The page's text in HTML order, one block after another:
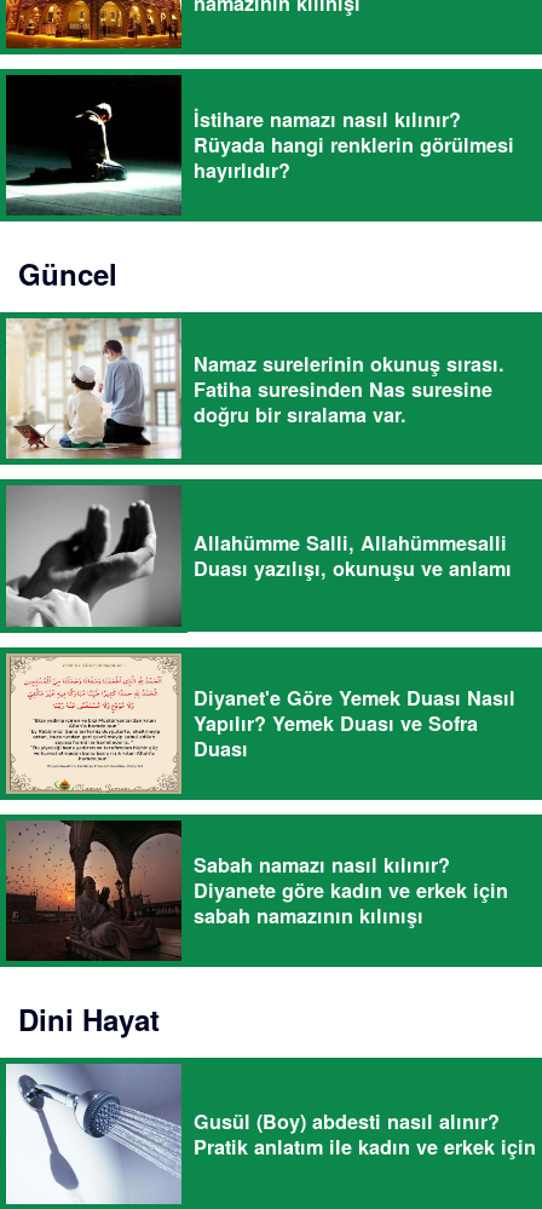
İstihare namazı nasıl kılınır?
Rüyada hangi renklerin görülmesi
hayırlıdır?
Güncel
Namaz surelerinin okunuş sırası.
Fatiha suresinden Nas suresine
doğru bir sıralama var.
Allahümme Salli, Allahümmesalli
Duası yazılışı, okunuşu ve anlamı
Diyanet'e Göre Yemek Duası Nasıl
Yapılır? Yemek Duası ve Sofra
Duası
Sabah namazı nasıl kılınır?
Diyanete göre kadın ve erkek için
sabah namazının kılınışı
Dini Hayat
Gusül (Boy) abdesti nasıl alınır?
Pratik anlatım ile kadın ve erkek için